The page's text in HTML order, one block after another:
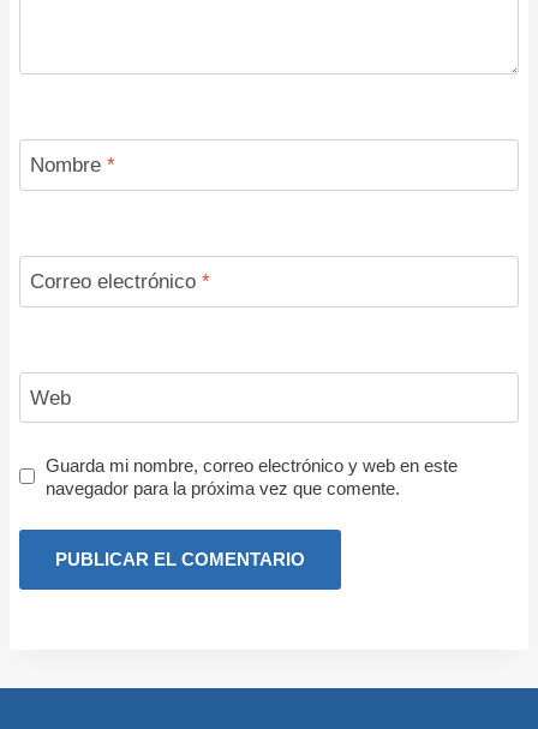
Nombre *
Correo electrónico *
Web
Guarda mi nombre, correo electrónico y web en este
navegador para la próxima vez que comente.